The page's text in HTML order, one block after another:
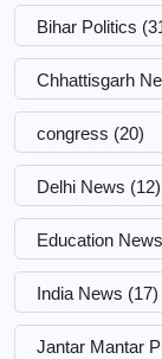
Bihar Politics
Chhattisgarh
congress (20)
Delhi News (12)
Education News
India News (17)
Jantar Mantar